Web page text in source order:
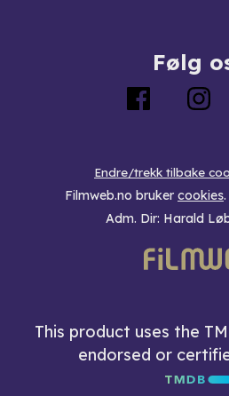
Følg
Endre/trekk tilbake
Filmweb.no bruker cookies.
Adm. Dir: Harald
This product uses the
endorsed or